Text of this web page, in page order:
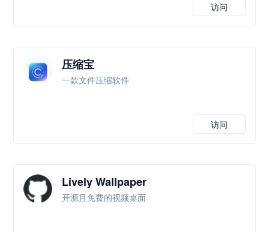
访问
压缩宝
一款文件压缩软件
访问
Lively Wallpaper
开源且免费的视频桌面